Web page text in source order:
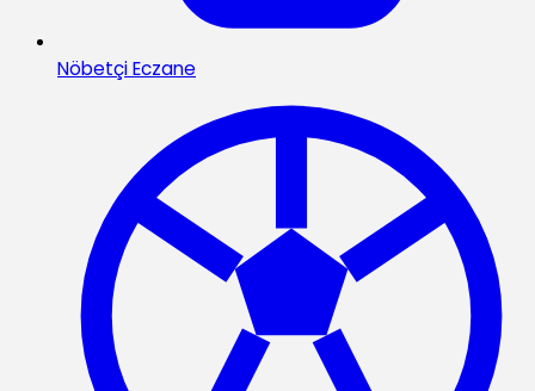
Nöbetçi Eczane